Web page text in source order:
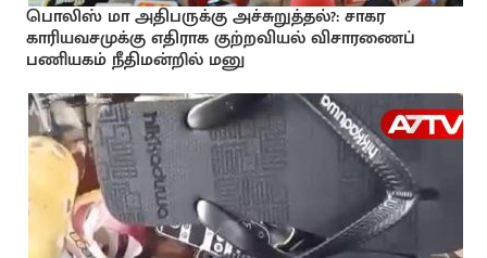
பொலிஸ் மா அதிபருக்கு அச்சுறுத்தல்?: சாகர
காரியவசமுக்கு எதிராக குற்றவியல் விசாரணைப்
பணியகம் நீதிமன்றில் மனு